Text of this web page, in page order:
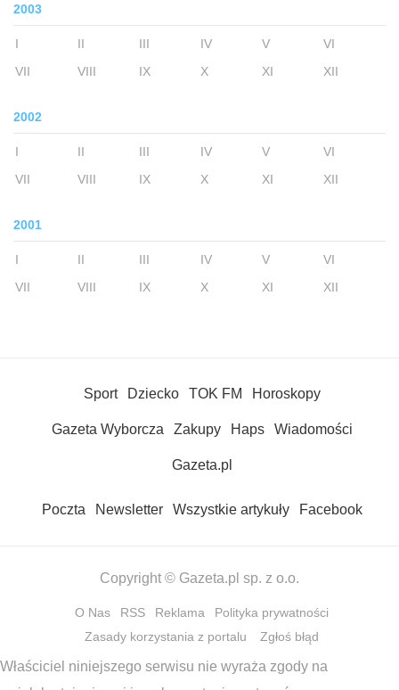
2003
I II III IV V
VI
VII
VIII IX X XI XII
2002
I II III IV V
VI
VII
VIII IX X XI XII
2001
I II III IV V
VI
VII
VIII IX X XI XII
Sport Dziecko TOK FM Horoskopy
Gazeta Wyborcza Zakupy Haps Wiadomości
Gazeta.pl
Poczta Newsletter Wszystkie artykuły Facebook
Copyright © Gazeta.pl sp. z o.o.
O Nas RSS Reklama
Polityka prywatności
Zasady korzystania z portalu
Zgłoś błąd
Właściciel niniejszego serwisu nie wyraża zgody na